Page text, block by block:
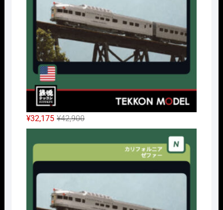
¥42,900元
の
価
し
¥32,175
現
在
の
で